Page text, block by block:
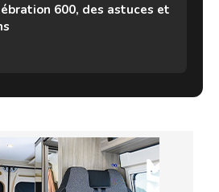
600, des astuces et